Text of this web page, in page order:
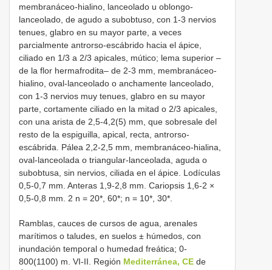
membranáceo-hialino, lanceolado u oblongo-
lanceolado, de agudo a subobtuso, con 1-3 nervios
tenues, glabro en su mayor parte, a veces
parcialmente antrorso-escábrido hacia el ápice,
ciliado en 1/3 a 2/3 apicales, mútico; lema superior –
de la flor hermafrodita– de 2-3 mm, membranáceo-
hialino, oval-lanceolado o anchamente lanceolado,
con 1-3 nervios muy tenues, glabro en su mayor
parte, cortamente ciliado en la mitad o 2/3 apicales,
con una arista de 2,5-4,2(5) mm, que sobresale del
resto de la espiguilla, apical, recta, antrorso-
escábrida. Pálea 2,2-2,5 mm, membranáceo-hialina,
oval-lanceolada o triangular-lanceolada, aguda o
subobtusa, sin nervios, ciliada en el ápice. Lodículas
0,5-0,7 mm. Anteras 1,9-2,8 mm. Cariopsis 1,6-2 ×
0,5-0,8 mm. 2 n = 20*, 60*; n = 10*, 30*.
Ramblas, cauces de cursos de agua, arenales
marítimos o taludes, en suelos ± húmedos, con
inundación temporal o humedad freática; 0-
800(1100) m. VI-II. Región Mediterránea, CE de